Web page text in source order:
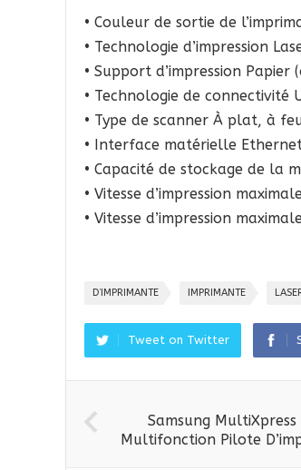
• Couleur de sortie de
• Technologie d’impression
• Support d’impression Papier
• Technologie de connectivité
• Type de scanner À plat, à
• Interface matérielle
• Capacité de stockage de la
• Vitesse d’impression
• Vitesse d’impression
D’IMPRIMANTE IMPRIMANTE
Tweet on Twitter
Samsung
Multifonction Pilote